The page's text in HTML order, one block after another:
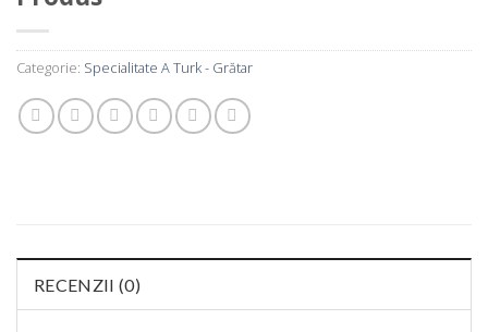
Categorie: Specialitate A Turk - Grătar
RECENZII (0)